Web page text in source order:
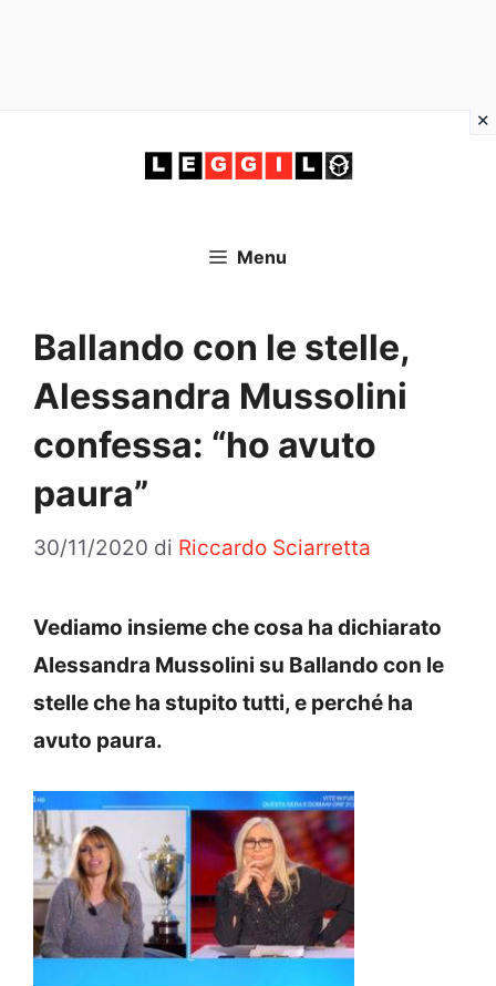
Menu
Ballando con le stelle,
Alessandra Mussolini
confessa: “ho avuto
paura”
30/11/2020 di Riccardo Sciarretta
Vediamo insieme che cosa ha dichiarato
Alessandra Mussolini su Ballando con le
stelle che ha stupito tutti, e perché ha
avuto paura.